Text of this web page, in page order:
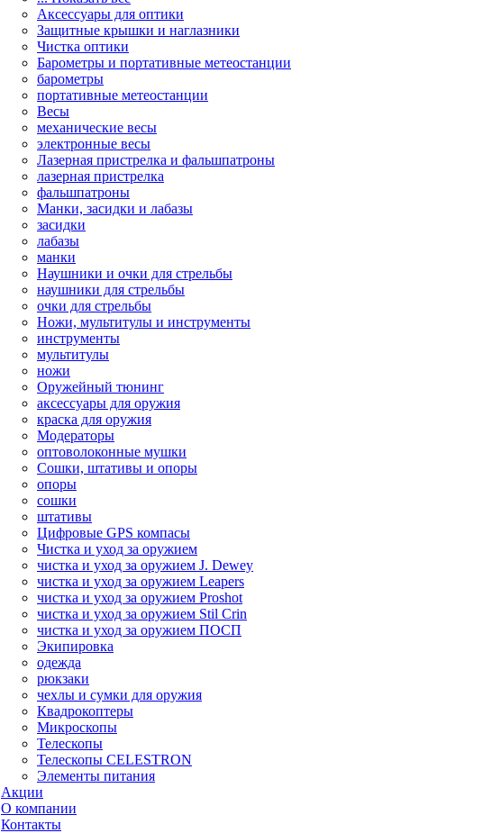
Аксессуары для оптики
Защитные крышки и наглазники
Чистка оптики
Барометры и портативные метеостанции
барометры
портативные метеостанции
Весы
механические весы
электронные весы
Лазерная пристрелка и фальшпатроны
лазерная пристрелка
фальшпатроны
Манки, засидки и лабазы
засидки
лабазы
манки
Наушники и очки для стрельбы
наушники для стрельбы
очки для стрельбы
Ножи, мультитулы и инструменты
инструменты
мультитулы
ножи
Оружейный тюнинг
аксессуары для оружия
краска для оружия
Модераторы
оптоволоконные мушки
Сошки, штативы и опоры
опоры
сошки
штативы
Цифровые GPS компасы
Чистка и уход за оружием
чистка и уход за оружием J. Dewey
чистка и уход за оружием Leapers
чистка и уход за оружием Proshot
чистка и уход за оружием Stil Crin
чистка и уход за оружием ПОСП
Экипировка
одежда
рюкзаки
чехлы и сумки для оружия
Квадрокоптеры
Микроскопы
Телескопы
Телескопы CELESTRON
Элементы питания
Акции
О компании
Контакты